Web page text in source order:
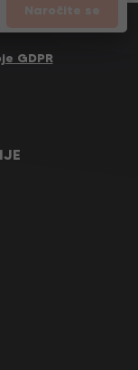
Naročite se
GDPR